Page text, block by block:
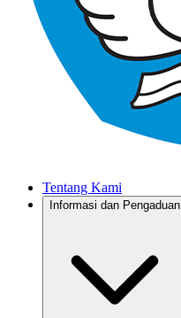
Tentang Kami
Informasi dan Pengaduan